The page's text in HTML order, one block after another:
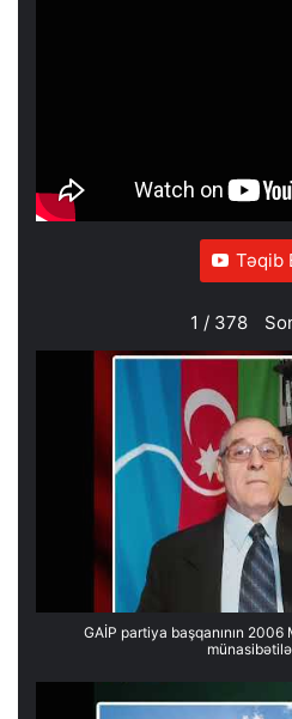
Təqib
1 / 378
GAİP partiya başqanının 2006
münasibətilə